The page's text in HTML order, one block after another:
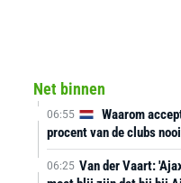
Net binnen
06:55
Waarom
procent van de clubs
06:25 Van der Vaart: